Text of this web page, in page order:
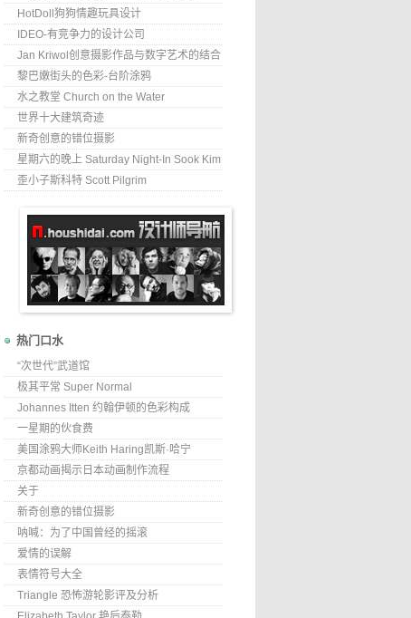
HotDoll狗狗情趣玩具设计
IDEO-有竞争力的设计公司
Jan Kriwol创意摄影作品与数字艺术的结合
黎巴嫩街头的色彩-台阶涂鸦
水之教堂 Church on the Water
世界十大建筑奇迹
新奇创意的错位摄影
星期六的晚上 Saturday Night-In Sook Kim
歪小子斯科特 Scott Pilgrim
热门口水
“次世代”武道馆
极其平常 Super Normal
Johannes Itten 约翰伊顿的色彩构成
一星期的伙食费
美国涂鸦大师Keith Haring凯斯·哈宁
京都动画揭示日本动画制作流程
关于
新奇创意的错位摄影
呐喊：为了中国曾经的摇滚
爱情的误解
表情符号大全
Triangle 恐怖游轮影评及分析